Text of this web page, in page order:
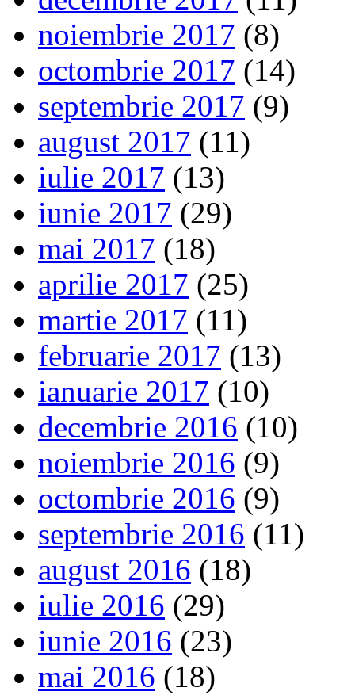
noiembrie 2017 (8)
octombrie 2017 (14)
septembrie 2017 (9)
august 2017 (11)
iulie 2017 (13)
iunie 2017 (29)
mai 2017 (18)
aprilie 2017 (25)
martie 2017 (11)
februarie 2017 (13)
ianuarie 2017 (10)
decembrie 2016 (10)
noiembrie 2016 (9)
octombrie 2016 (9)
septembrie 2016 (11)
august 2016 (18)
iulie 2016 (29)
iunie 2016 (23)
mai 2016 (18)